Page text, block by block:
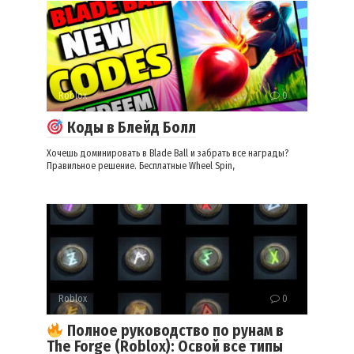
Roblox 0
Коды в Блейд Болл
Хочешь доминировать в Blade Ball и забрать все награды?
Правильное решение. Бесплатные Wheel Spin,
Roblox 0
Полное руководство по рунам в
The Forge (Roblox): Освой все типы